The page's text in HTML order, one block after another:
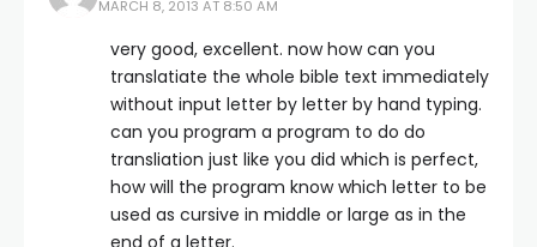
MARCH 8, 2013 AT 8:50 AM
very good, excellent. now how can you
translatiate the whole bible text immediately
without input letter by letter by hand typing.
can you program a program to do do
transliation just like you did which is perfect,
how will the program know which letter to be
used as cursive in middle or large as in the
end of a letter.